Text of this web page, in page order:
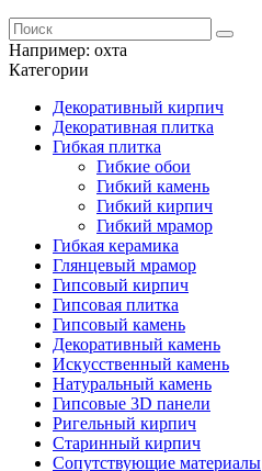
Например: охта
Категории
Декоративный кирпич
Декоративная плитка
Гибкая плитка
Гибкие обои
Гибкий камень
Гибкий кирпич
Гибкий мрамор
Гибкая керамика
Глянцевый мрамор
Гипсовый кирпич
Гипсовая плитка
Гипсовый камень
Декоративный камень
Искусственный камень
Натуральный камень
Гипсовые 3D панели
Ригельный кирпич
Старинный кирпич
Сопутствующие материалы